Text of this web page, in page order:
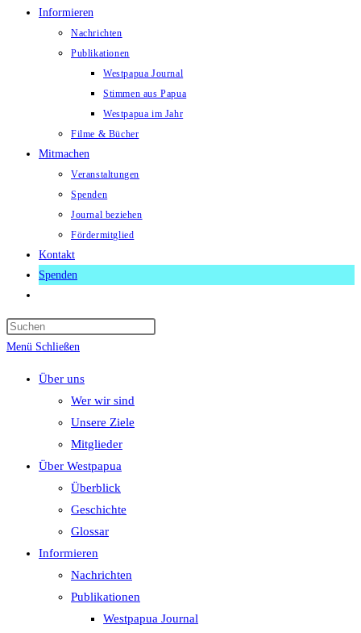
Informieren
Nachrichten
Publikationen
Westpapua Journal
Stimmen aus Papua
Westpapua im Jahr
Filme & Bücher
Mitmachen
Veranstaltungen
Spenden
Journal beziehen
Fördermitglied
Kontakt
Spenden
umschalten
Menü Schließen
Über uns
Wer wir sind
Unsere Ziele
Mitglieder
Über Westpapua
Überblick
Geschichte
Glossar
Informieren
Nachrichten
Publikationen
Westpapua Journal